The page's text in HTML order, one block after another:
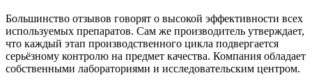
Большинство отзывов говорят о высокой эффективности всех
используемых препаратов. Сам же производитель утверждает,
что каждый этап производственного цикла подвергается
серьёзному контролю на предмет качества. Компания обладает
собственными лабораториями и исследовательским центром.